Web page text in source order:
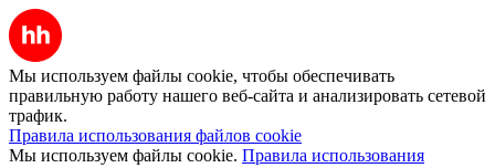
Мы используем файлы cookie, чтобы обеспечивать
правильную работу нашего веб-сайта и анализировать сетевой
трафик.
Правила использования файлов cookie
Мы используем файлы cookie. Правила использования